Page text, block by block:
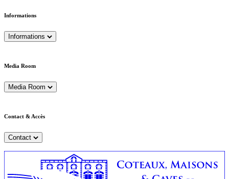
Informations
Informations
Media Room
Media Room
Contact & Accès
Contact